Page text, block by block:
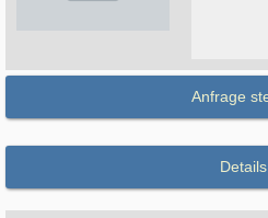
Anfrage
Details